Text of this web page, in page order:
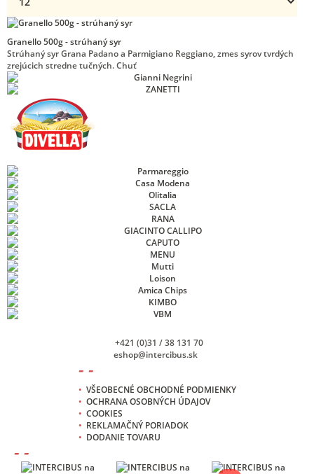
Granello 500g - strúhaný syr
Strúhaný syr Grana Padano a Parmigiano Reggiano, zmes syrov tvrdých
zrejúcich stredne tučných. Chuť
+421 (0)31 / 38 131 70
eshop@intercibus.sk
- -
• VŠEOBECNÉ OBCHODNÉ PODMIENKY
• OCHRANA OSOBNÝCH ÚDAJOV
• COOKIES
• REKLAMAČNÝ PORIADOK
• DODANIE TOVARU
- -